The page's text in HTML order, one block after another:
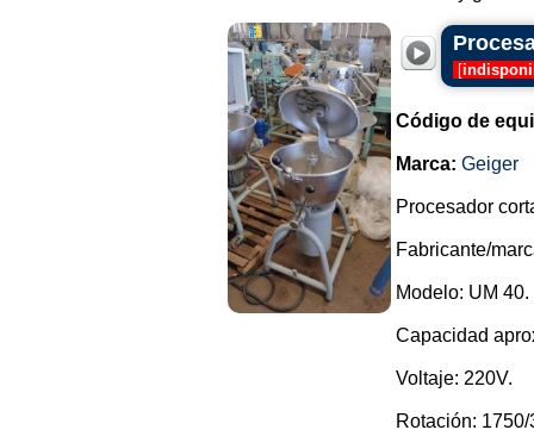
[
Código de
Marca: Geiger
Procesador
Fabricante/
Modelo: UM 40.
Capacidad
Voltaje: 220V.
Rotación: 1750/